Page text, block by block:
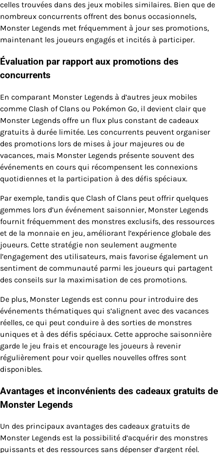
celles trouvées dans des jeux mobiles similaires. Bien que de
nombreux concurrents offrent des bonus occasionnels,
Monster Legends met fréquemment à jour ses promotions,
maintenant les joueurs engagés et incités à participer.
Évaluation par rapport aux promotions des
concurrents
En comparant Monster Legends à d’autres jeux mobiles
comme Clash of Clans ou Pokémon Go, il devient clair que
Monster Legends offre un flux plus constant de cadeaux
gratuits à durée limitée. Les concurrents peuvent organiser
des promotions lors de mises à jour majeures ou de
vacances, mais Monster Legends présente souvent des
événements en cours qui récompensent les connexions
quotidiennes et la participation à des défis spéciaux.
Par exemple, tandis que Clash of Clans peut offrir quelques
gemmes lors d’un événement saisonnier, Monster Legends
fournit fréquemment des monstres exclusifs, des ressources
et de la monnaie en jeu, améliorant l’expérience globale des
joueurs. Cette stratégie non seulement augmente
l’engagement des utilisateurs, mais favorise également un
sentiment de communauté parmi les joueurs qui partagent
des conseils sur la maximisation de ces promotions.
De plus, Monster Legends est connu pour introduire des
événements thématiques qui s’alignent avec des vacances
réelles, ce qui peut conduire à des sorties de monstres
uniques et à des défis spéciaux. Cette approche saisonnière
garde le jeu frais et encourage les joueurs à revenir
régulièrement pour voir quelles nouvelles offres sont
disponibles.
Avantages et inconvénients des cadeaux gratuits de
Monster Legends
Un des principaux avantages des cadeaux gratuits de
Monster Legends est la possibilité d’acquérir des monstres
puissants et des ressources sans dépenser d’argent réel.